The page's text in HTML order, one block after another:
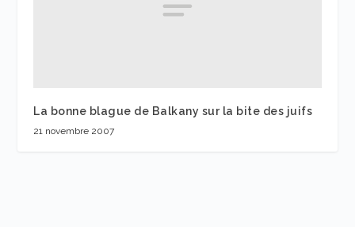
La bonne blague de Balkany sur la bite des juifs
21 novembre 2007